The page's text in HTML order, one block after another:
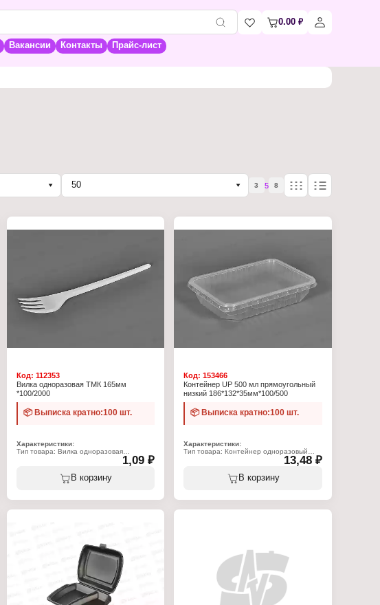
0.00 ₽
Вакансии Контакты Прайс-лист
50 3 5 8
Код: 112353
Вилка одноразовая ТМК 165мм
*100/2000
📦 Выписка кратно:100 шт.
Характеристики:
Тип товара: Вилка одноразовая
Длина: 165 мм
1,09 ₽
В корзину
Код:153466
Контейнер UP 500 мл прямоугольный
низкий 186*132*35мм*100/500
📦 Выписка кратно:100 шт.
Характеристики:
Тип товара: Контейнер одноразовый
Размер: 186х132х35 мм
Комплектация: с крышкой
13,48 ₽
В корзину